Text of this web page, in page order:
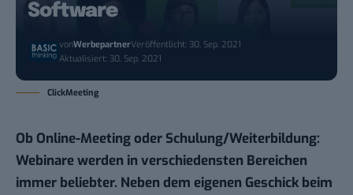
Software
vonWerbepartnerVeröffentlicht: 30. Sep. 2021
Aktualisiert: 30. Sep. 2021
ClickMeeting
Ob Online-Meeting oder Schulung/Weiterbildung:
Webinare werden in verschiedensten Bereichen
immer beliebter. Neben dem eigenen Geschick beim